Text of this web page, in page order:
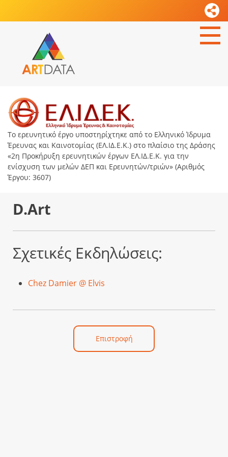
Το ερευνητικό έργο υποστηρίχτηκε από το Ελληνικό Ίδρυμα
Έρευνας και Καινοτομίας (ΕΛ.ΙΔ.Ε.Κ.) στο πλαίσιο της Δράσης
«2η Προκήρυξη ερευνητικών έργων ΕΛ.ΙΔ.Ε.Κ. για την
ενίσχυση των μελών ΔΕΠ και Ερευνητών/τριών» (Αριθμός
Έργου: 3607)
D.Art
Σχετικές Εκδηλώσεις:
Chez Damier @ Elvis
Επιστροφή